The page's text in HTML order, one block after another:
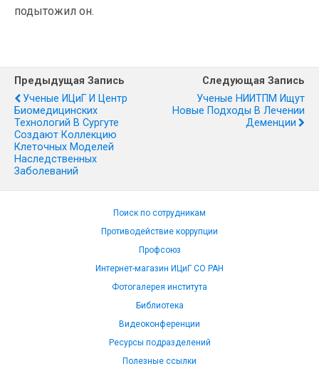
подытожил он.
Предыдущая Запись
Ученые ИЦиГ И Центр
Биомедицинских
Технологий В Сургуте
Создают Коллекцию
Клеточных Моделей
Наследственных
Заболеваний
Следующая Запись
Ученые НИИТПМ Ищут
Новые Подходы В Лечении
Деменции
Поиск по сотрудникам
Противодействие коррупции
Профсоюз
Интернет-магазин ИЦиГ СО РАН
Фотогалерея института
Библиотека
Видеоконференции
Ресурсы подразделений
Полезные ссылки